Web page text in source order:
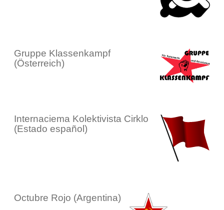
Gruppe Klassenkampf
(Österreich)
Internaciema Kolektivista Cirklo
(Estado español)
Octubre Rojo (Argentina)